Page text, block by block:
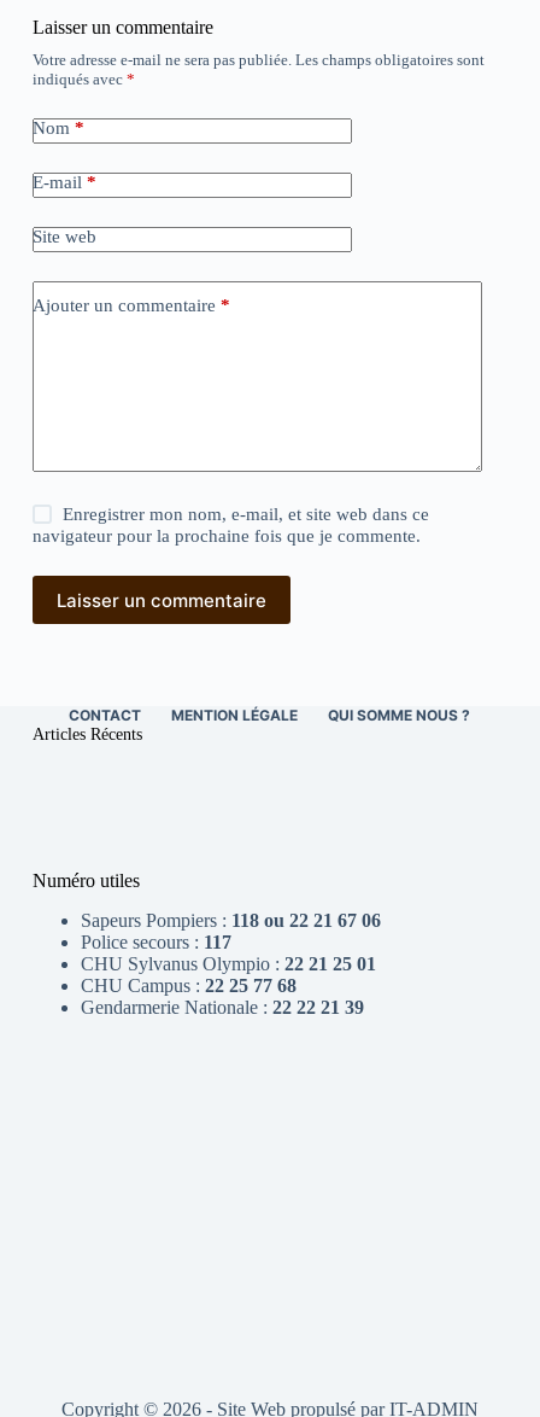
Laisser un commentaire
Votre adresse e-mail ne sera pas publiée. Les champs obligatoires sont
indiqués avec *
Nom *
E-mail *
Site web
Ajouter un commentaire *
Enregistrer mon nom, e-mail, et site web dans ce
navigateur pour la prochaine fois que je commente.
Laisser un commentaire
CONTACT MENTION LÉGALE QUI SOMME NOUS ?
Articles Récents
Numéro utiles
Sapeurs Pompiers : 118 ou 22 21 67 06
Police secours : 117
CHU Sylvanus Olympio : 22 21 25 01
CHU Campus : 22 25 77 68
Gendarmerie Nationale : 22 22 21 39
Copyright © 2026 - Site Web propulsé parIT-ADMIN